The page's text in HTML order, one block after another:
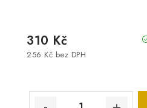
256 Kč bez DPH
310 Kč